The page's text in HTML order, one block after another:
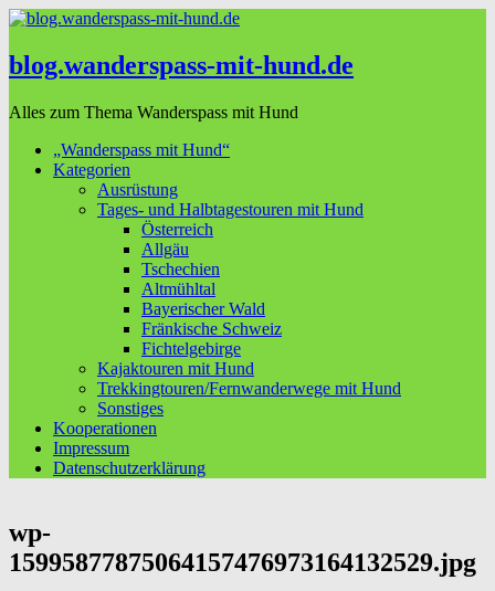
blog.wanderspass-mit-hund.de
Alles zum Thema Wanderspass mit Hund
„Wanderspass mit Hund“
Kategorien
Ausrüstung
Tages- und Halbtagestouren mit Hund
Österreich
Allgäu
Tschechien
Altmühltal
Bayerischer Wald
Fränkische Schweiz
Fichtelgebirge
Kajaktouren mit Hund
Trekkingtouren/Fernwanderwege mit Hund
Sonstiges
Kooperationen
Impressum
Datenschutzerklärung
wp-
15995877875064157476973164132529.jpg